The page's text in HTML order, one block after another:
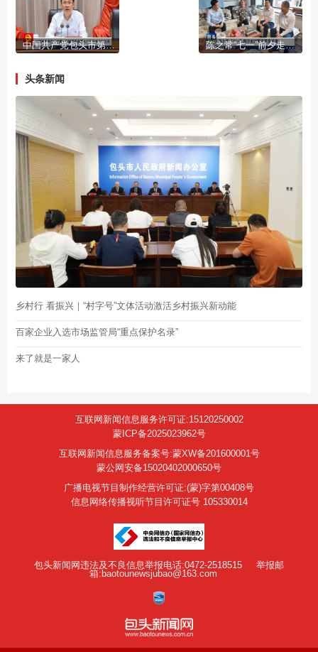
中国共产党包头市第十三届委员会第十二次全体会议召开 陈之常“七一”前夕走访慰问党员代表
头条新闻
乡村行 看振兴｜“村字号”文体活动激活乡村振兴新动能
百家企业入选市场监管局“重点保护名录”
来了就是一家人
互联网新闻信息服务许可证:15120250002
蒙ICP备2025023962号
互联网新闻信息服务备案号:蒙XW备201600001号
蒙公网安备15020402000650号
广播电视节目制作经营许可证:(蒙)字第00408号
信息网络传播视听节目许可证号 105330014
包头新闻网违法及不良信息举报电话:0472-2518515
举报邮
箱:baotounewsjubao@163.com